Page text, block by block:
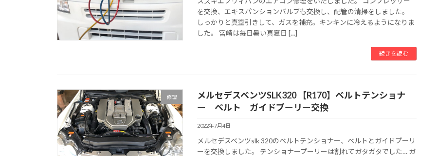
を交換、エキスパンションバルブも交換し、配管の清掃をしました。
しっかりと真空引きして、ガスを補充。キンキンに冷えるようになりま
した。 宮崎は毎日暑い真夏日 […]
続きを読む
修理
メルセデスベンツSLK320 【R170】ベルトテンショナ
ー ベルト ガイドプーリー交換
2022年7月4日
メルセデスベンツslk 320のベルトテンショナー、ベルトとガイドプーリ
ーを交換しました。 テンショナープーリーは割れてガタガタでした… ガ